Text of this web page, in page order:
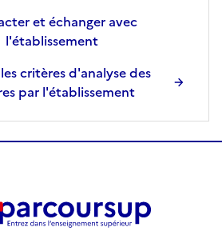
et échanger avec
l'établissement
critères d'analyse des
par l'établissement